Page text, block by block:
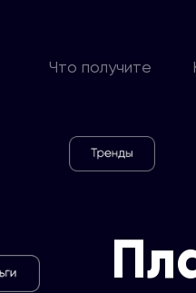
Что получите